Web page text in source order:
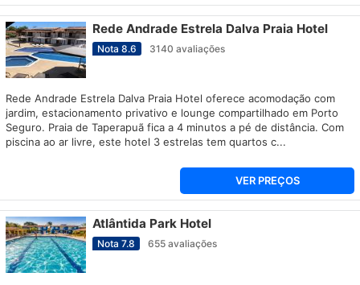
Rede Andrade Estrela Dalva Praia Hotel
Nota 8.6 3140 avaliações
Rede Andrade Estrela Dalva Praia Hotel oferece acomodação com
jardim, estacionamento privativo e lounge compartilhado em Porto
Seguro. Praia de Taperapuã fica a 4 minutos a pé de distância. Com
piscina ao ar livre, este hotel 3 estrelas tem quartos c...
VER PREÇOS
Atlântida Park Hotel
Nota 7.8 655 avaliações